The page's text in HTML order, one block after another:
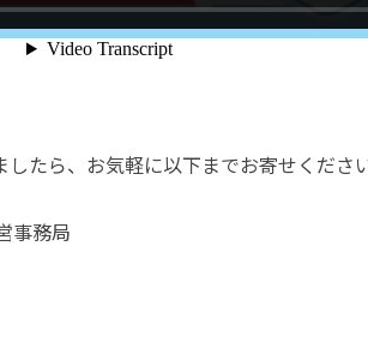
たら、お気軽に以下までお寄せくださ
事務局